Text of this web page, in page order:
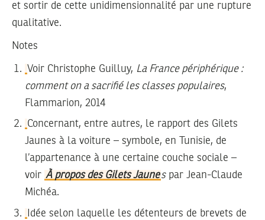
et sortir de cette unidimensionnalité par une rupture
qualitative.
Notes
Voir Christophe Guilluy, La France périphérique :
comment on a sacrifié les classes populaires,
Flammarion, 2014
Concernant, entre autres, le rapport des Gilets
Jaunes à la voiture – symbole, en Tunisie, de
l’appartenance à une certaine couche sociale –
voir À propos des Gilets Jaunespar Jean-Claude
Michéa.
Idée selon laquelle les détenteurs de brevets de